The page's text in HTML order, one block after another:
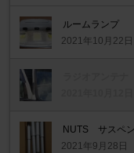
ルームランプ
2021年10月22日
NUTS サスペ
2021年9月28日